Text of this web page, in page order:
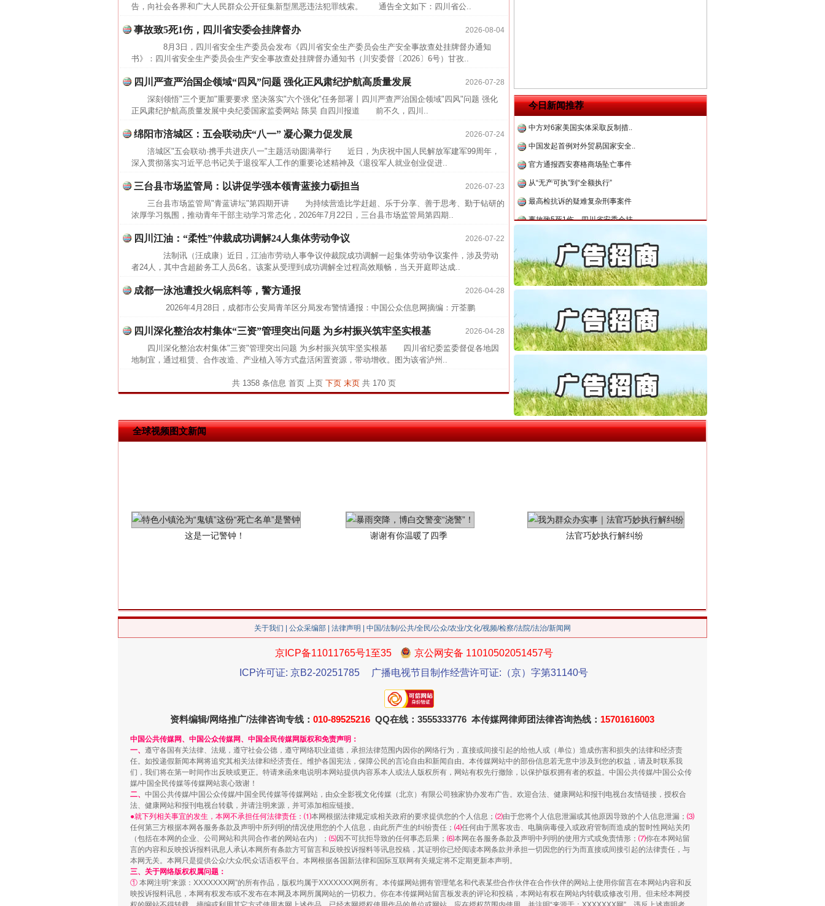
告，向社会各界和广大人民群众公开征集新型黑恶违法犯罪线索。 通告全文如下：四川省公..
2026-08-04
事故致5死1伤，四川省安委会挂牌督办
8月3日，四川省安全生产委员会发布《四川省安全生产委员会生产安全事故查处挂牌督办通知
书》：四川省安全生产委员会生产安全事故查处挂牌督办通知书（川安委督〔2026〕6号）甘孜..
2026-07-28
四川严查严治国企领域“四风”问题 强化正风肃纪护航高质量发展
深刻领悟"三个更加"重要要求 坚决落实"六个强化"任务部署丨四川严查严治国企领域"四风"问题 强化
正风肃纪护航高质量发展中央纪委国家监委网站 陈昊 自四川报道 前不久，四川..
2026-07-24
绵阳市涪城区：五会联动庆“八一” 凝心聚力促发展
涪城区"五会联动·携手共进庆八一"主题活动圆满举行 近日，为庆祝中国人民解放军建军99周年，
深入贯彻落实习近平总书记关于退役军人工作的重要论述精神及《退役军人就业创业促进..
2026-07-23
三台县市场监管局：以讲促学强本领青蓝接力砺担当
三台县市场监管局"青蓝讲坛"第四期开讲 为持续营造比学赶超、乐于分享、善于思考、勤于钻研的
浓厚学习氛围，推动青年干部主动学习常态化，2026年7月22日，三台县市场监管局第四期..
2026-07-22
四川江油：“柔性”仲裁成功调解24人集体劳动争议
法制讯（汪成康）近日，江油市劳动人事争议仲裁院成功调解一起集体劳动争议案件，涉及劳动
者24人，其中含超龄务工人员6名。该案从受理到成功调解全过程高效顺畅，当天开庭即达成..
2026-04-28
成都一泳池遭投火锅底料等，警方通报
2026年4月28日，成都市公安局青羊区分局发布警情通报：中国公众信息网摘编：亓荃鹏
2026-04-28
四川深化整治农村集体“三资”管理突出问题 为乡村振兴筑牢坚实根基
四川深化整治农村集体"三资"管理突出问题 为乡村振兴筑牢坚实根基 四川省纪委监委督促各地因
地制宜，通过租赁、合作改造、产业植入等方式盘活闲置资源，带动增收。图为该省泸州..
共 1358 条信息 首页 上页 下页 末页共 170 页
今日新闻推荐
四川省公安厅征集新型黑恶违法..
中方对6家美国实体采取反制措..
近期涉私家车群死群伤事故多发..
半生相守，一别两宽：这场老年..
一纸欠条伤亲情 巡回调解促和..
26万保费，离婚时为何要分走一..
传销头目出狱后办书院暴力管教..
四川省公安厅征集新型黑恶违法..
中方对6家美国实体采取反制措..
中国发起首例对外贸易国家安全..
官方通报西安赛格商场坠亡事件
从“无产可执”到“全额执行”
最高检抗诉的疑难复杂刑事案件
全球视频图文新闻
茶叶“炒上天”
“神药”背后的真相
这是一记警钟！ 谢谢有你温暖了四季 法官巧妙执行解纠纷
今年投资意愿榜揭晓
习近平的博鳌关键词
关于我们 公众采编部 法律声明 | 中国/法制/公共/全民/公众/农业/文化/视频/检察/法院/法治/新闻网
京ICP备11011765号1至35
京公网安备 11010502051457号
ICP许可证: 京B2-20251785
广播电视节目制作经营许可证:（京）字第31140号
资料编辑/网络推广/法律咨询专线： 010-89525216 QQ在线：3555333776 本传媒网律师团法律咨询热线： 15701616003
中国公共传媒网、中国公众传媒网、中国全民传媒网版权和免责声明：
一、 遵守各国有关法律、法规，遵守社会公德，遵守网络职业道德，承担法律范围内因你的网络行为，直接或间接引起的给他人或（单位）造成伤害和损失的法律和经济责
任。如投递假新闻本网将追究其相关法律和经济责任。维护各国宪法，保障公民的言论自由和新闻自由。本传媒网站中的部份信息若无意中涉及到您的权益，请及时联系我
们，我们将在第一时间作出反映或更正。特请来函来电说明本网站提供内容系本人或法人版权所有，网站有权先行撤除，以保护版权拥有者的权益。中国公共传媒/中国公众传
媒/中国全民传媒等传媒网站衷心致谢！
二、 中国公共传媒/中国公众传媒/中国全民传媒等传媒网站，由众全影视文化传媒（北京）有限公司独家协办发布广告。欢迎合法、健康网站和报刊电视台友情链接，授权合
法、健康网站和报刊电视台转载，并请注明来源，并可添加相应链接。
●就下列相关事宜的发生，本网不承担任何法律责任：⑴本网根据法律规定或相关政府的要求提供您的个人信息； ⑵由于您将个人信息泄漏或其他原因导致的个人信息泄漏； ⑶
任何第三方根据本网各服务条款及声明中所列明的情况使用您的个人信息，由此所产生的纠纷责任； ⑷任何由于黑客攻击、电脑病毒侵入或政府管制而造成的暂时性网站关闭
（包括在本网的企业、公司网站和共同合作者的网站在内）； ⑸因不可抗拒导致的任何事态后果； ⑹本网在各服务条款及声明中列明的使用方式或免责情形； ⑺你在本网站留
言的内容和反映投诉报料讯息人承认本网所有条款方可留言和反映投诉报料等讯息投稿，其证明你已经阅读本网条款并承担一切因您的行为而直接或间接引起的法律责任，与
本网无关。本网只是提供公众/大众/民众话语权平台。本网根据各国新法律和国际互联网有关规定将不定期更新本声明。
三、关于网络版权权属问题：
① 本网注明“来源：XXXXXXX网”的所有作品，版权均属于XXXXXXX网所有。本传媒网站拥有管理笔名和代表某些合作伙伴在合作伙伴的网站上使用你留言在本网站内容和反
映投诉报料讯息，本网有权发布或不发布在本网及本网所属网站的一切权力。你在本传媒网站留言板发表的评论和投稿，本网站有权在网站内转载或修改引用。但未经本网授